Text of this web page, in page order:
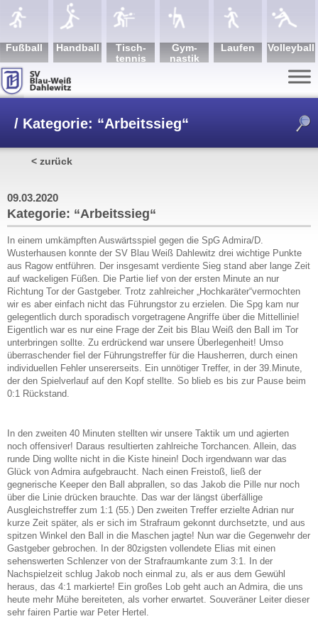
Fuß­ball Hand­ball
Tisch­
tennis
Gym­
nastik
Lau­fen Volley­ball
/ Kategorie: “Arbeitssieg“
< zurück
09.03.2020
Kategorie: “Arbeitssieg“
In einem umkämpften Auswärtsspiel gegen die SpG Admira/D.
Wusterhausen konnte der SV Blau Weiß Dahlewitz drei wichtige Punkte
aus Ragow entführen. Der insgesamt verdiente Sieg stand aber lange Zeit
auf wackeligen Füßen. Die Partie lief von der ersten Minute an nur
Richtung Tor der Gastgeber. Trotz zahlreicher „Hochkaräter“vermochten
wir es aber einfach nicht das Führungstor zu erzielen. Die Spg kam nur
gelegentlich durch sporadisch vorgetragene Angriffe über die Mittellinie!
Eigentlich war es nur eine Frage der Zeit bis Blau Weiß den Ball im Tor
unterbringen sollte. Zu erdrückend war unsere Überlegenheit! Umso
überraschender fiel der Führungstreffer für die Hausherren, durch einen
individuellen Fehler unsererseits. Ein unnötiger Treffer, in der 39.Minute,
der den Spielverlauf auf den Kopf stellte. So blieb es bis zur Pause beim
0:1 Rückstand.
In den zweiten 40 Minuten stellten wir unsere Taktik um und agierten
noch offensiver! Daraus resultierten zahlreiche Torchancen. Allein, das
runde Ding wollte nicht in die Kiste hinein! Doch irgendwann war das
Glück von Admira aufgebraucht. Nach einen Freistoß, ließ der
gegnerische Keeper den Ball abprallen, so das Jakob die Pille nur noch
über die Linie drücken brauchte. Das war der längst überfällige
Ausgleichstreffer zum 1:1 (55.) Den zweiten Treffer erzielte Adrian nur
kurze Zeit später, als er sich im Strafraum gekonnt durchsetzte, und aus
spitzen Winkel den Ball in die Maschen jagte! Nun war die Gegenwehr der
Gastgeber gebrochen. In der 80zigsten vollendete Elias mit einen
sehenswerten Schlenzer von der Strafraumkante zum 3:1. In der
Nachspielzeit schlug Jakob noch einmal zu, als er aus dem Gewühl
heraus, das 4:1 markierte! Ein großes Lob geht auch an Admira, die uns
heute mehr Mühe bereiteten, als vorher erwartet. Souveräner Leiter dieser
sehr fairen Partie war Peter Hertel.